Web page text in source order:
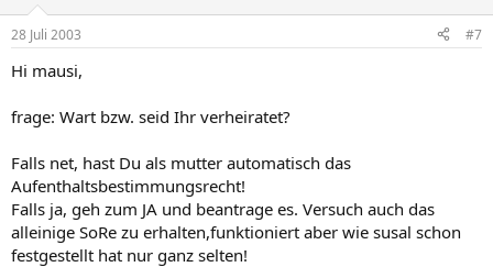
28 Juli 2003 #7
Hi mausi,
frage: Wart bzw. seid Ihr verheiratet?
Falls net, hast Du als mutter automatisch das
Aufenthaltsbestimmungsrecht!
Falls ja, geh zum JA und beantrage es. Versuch auch das
alleinige SoRe zu erhalten,funktioniert aber wie susal schon
festgestellt hat nur ganz selten!